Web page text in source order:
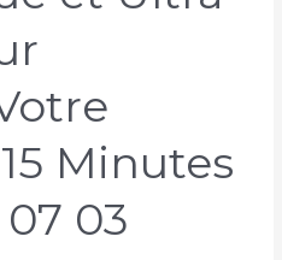
Minutes
07 03